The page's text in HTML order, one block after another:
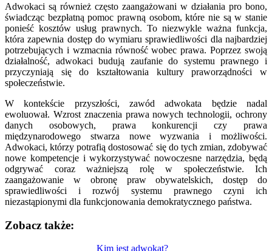
Adwokaci są również często zaangażowani w działania pro bono,
świadcząc bezpłatną pomoc prawną osobom, które nie są w stanie
ponieść kosztów usług prawnych. To niezwykle ważna funkcja,
która zapewnia dostęp do wymiaru sprawiedliwości dla najbardziej
potrzebujących i wzmacnia równość wobec prawa. Poprzez swoją
działalność, adwokaci budują zaufanie do systemu prawnego i
przyczyniają się do kształtowania kultury praworządności w
społeczeństwie.
W kontekście przyszłości, zawód adwokata będzie nadal
ewoluował. Wzrost znaczenia prawa nowych technologii, ochrony
danych osobowych, prawa konkurencji czy prawa
międzynarodowego stwarza nowe wyzwania i możliwości.
Adwokaci, którzy potrafią dostosować się do tych zmian, zdobywać
nowe kompetencje i wykorzystywać nowoczesne narzędzia, będą
odgrywać coraz ważniejszą rolę w społeczeństwie. Ich
zaangażowanie w obronę praw obywatelskich, dostęp do
sprawiedliwości i rozwój systemu prawnego czyni ich
niezastąpionymi dla funkcjonowania demokratycznego państwa.
Zobacz także:
Kim jest adwokat?